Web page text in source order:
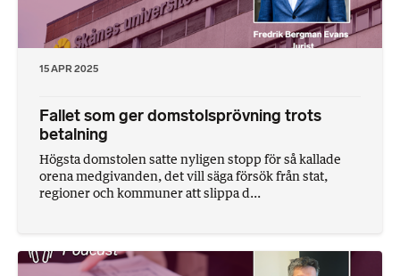
15 APR 2025
Fallet som ger domstolsprövning trots
betalning
Högsta domstolen satte nyligen stopp för så kallade
orena medgivanden, det vill säga försök från stat,
regioner och kommuner att slippa d...